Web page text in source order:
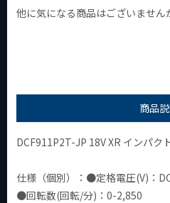
他に気になる商品はございません
商品
DCF911P2T-JP 18V XR インパク
仕様（個別）：●定格電圧(V)：
●回転数(回転/分)：0-2,850